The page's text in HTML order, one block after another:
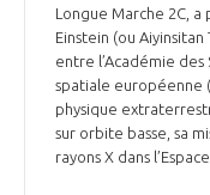
Longue Marche 2C, a
Einstein (ou
entre l’Académie des
spatiale européenne
physique
sur orbite basse, sa
rayons X dans l’Espace.